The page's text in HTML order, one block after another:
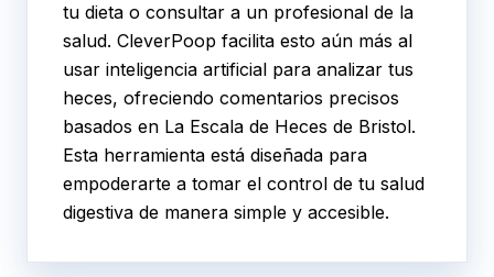
tu dieta o consultar a un profesional de la
salud. CleverPoop facilita esto aún más al
usar inteligencia artificial para analizar tus
heces, ofreciendo comentarios precisos
basados en La Escala de Heces de Bristol.
Esta herramienta está diseñada para
empoderarte a tomar el control de tu salud
digestiva de manera simple y accesible.